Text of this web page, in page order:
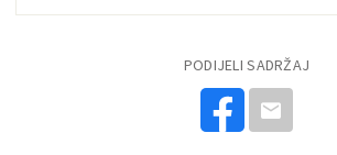
PODIJELI SADRŽAJ